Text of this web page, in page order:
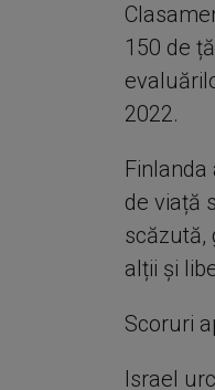
150 de
2022.
de viață
scăzută,
alții și
Scoruri
Israel